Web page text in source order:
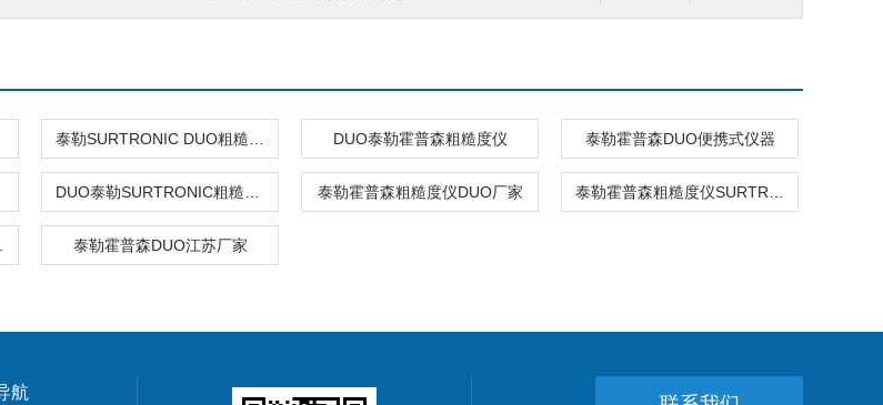
DUO泰勒霍普森粗糙度仪 泰勒霍普森DUO便携式仪器
泰勒霍普森粗糙度仪DUO厂家
泰勒霍普森DUO江苏厂家
航